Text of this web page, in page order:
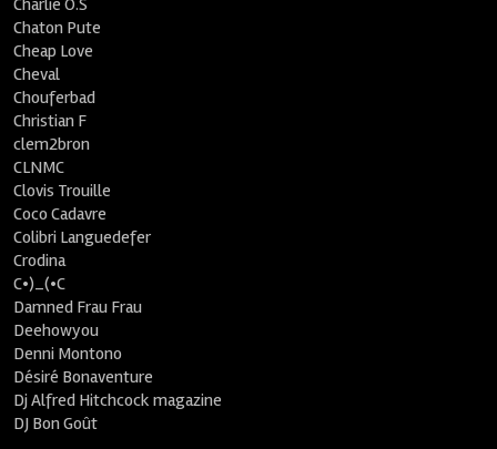
Charlie O.S
Chaton Pute
Cheap Love
Cheval
Chouferbad
Christian F
clem2bron
CLNMC
Clovis Trouille
Coco Cadavre
Colibri Languedefer
Crodina
C•)_(•C
Damned Frau Frau
Deehowyou
Denni Montono
Désiré Bonaventure
Dj Alfred Hitchcock magazine
DJ Bon Goût